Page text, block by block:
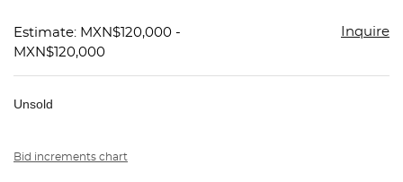
Estimate: MXN$120,000 -
MXN$120,000
Inquire
Unsold
Bid increments chart